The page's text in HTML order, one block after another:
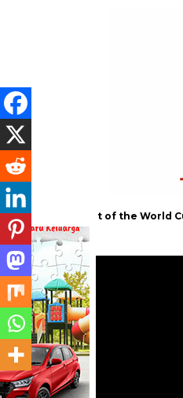
Impact of the World Cup